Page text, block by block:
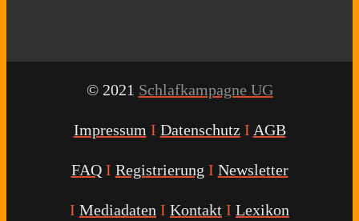
© 2021 Schlafkampagne UG
Impressum I Datenschutz I AGB
FAQ I Registrierung I Newsletter
I Mediadaten I Kontakt I Lexikon